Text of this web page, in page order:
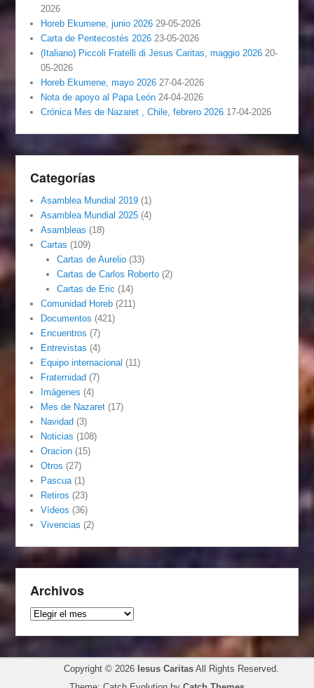
2026
Horeb Ekumene, junio 2026 29-05-2026
Carta de Pentecostés 2026 23-05-2026
(Italiano) Piccoli Fratelli di Jesus Caritas, maggio 2026 20-
05-2026
Horeb Ekumene, mayo 2026 27-04-2026
Nota de apoyo al Papa León 24-04-2026
Crónica Mes de Nazaret , Chile, febrero 2026 17-04-2026
Categorías
Asamblea Mundial 2019 (1)
Asamblea Mundial 2025 (4)
Asambleas (18)
Cartas (109)
Cartas de Aurelio(33)
Cartas de Carlos Roberto(2)
Cartas de Eric (14)
Comunidad Horeb (211)
Documentos (421)
Encuentros (7)
Entrevistas (4)
Equipo internacional (11)
Fraternidad (7)
Imágenes (4)
Mes de Nazaret (17)
Navidad (3)
Noticias (108)
Oracion (15)
Otros (27)
Pascua (1)
Retiros (23)
Vídeos (36)
Vivencias (2)
Archivos
Archivos
Copyright © 2026 Iesus CaritasAll Rights Reserved.